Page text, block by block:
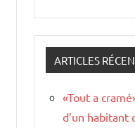
ARTICLES
«Tout a
d’un habitant